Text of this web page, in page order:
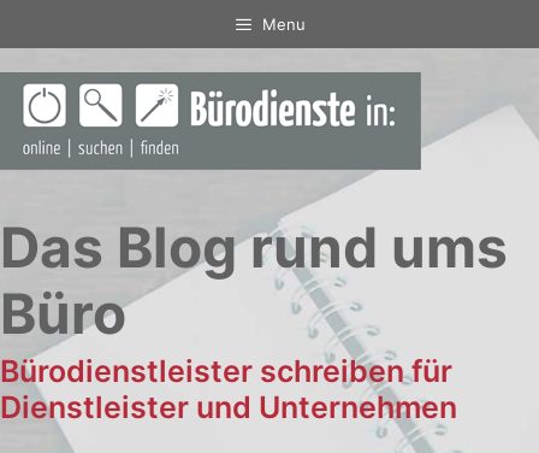
Inhalt
springen
Menu
Das Blog rund ums
Büro
Bürodienstleister schreiben für
Dienstleister und Unternehmen